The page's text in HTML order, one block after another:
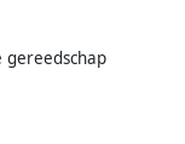
gereedschap